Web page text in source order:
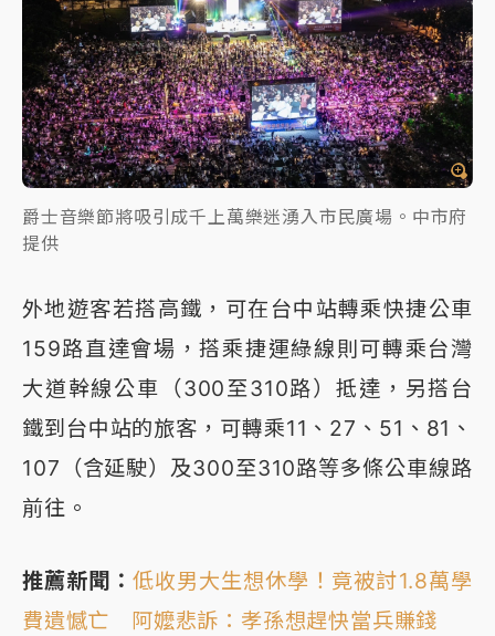
爵士音樂節將吸引成千上萬樂迷湧入市民廣場。中市府
提供
外地遊客若搭高鐵，可在台中站轉乘快捷公車
159路直達會場，搭乘捷運綠線則可轉乘台灣
大道幹線公車（300至310路）抵達，另搭台
鐵到台中站的旅客，可轉乘11、27、51、81、
107（含延駛）及300至310路等多條公車線路
前往。
推薦新聞：低收男大生想休學！竟被討1.8萬學
費遺憾亡 阿嬤悲訴：孝孫想趕快當兵賺錢